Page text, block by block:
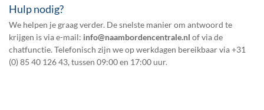
Hulp nodig?
We helpen je graag verder. De snelste manier om antwoord te
krijgen is via e-mail: info@naambordencentrale.nl of via de
chatfunctie. Telefonisch zijn we op werkdagen bereikbaar via+31
(0) 85 40 126 43, tussen 09:00 en 17:00 uur.